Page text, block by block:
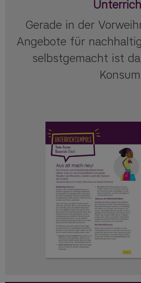
Gerade in der
Angebote für
selbstgemacht ist